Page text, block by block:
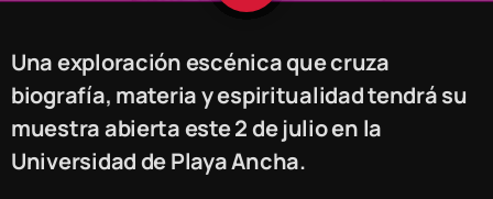
Una exploración escénica que cruza
biografía, materia y espiritualidad tendrá su
muestra abierta este 2 de julio en la
Universidad de Playa Ancha.